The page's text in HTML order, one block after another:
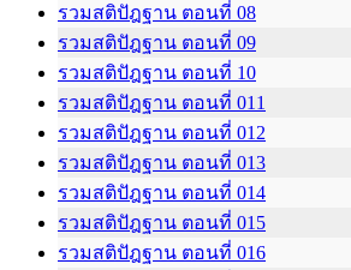
รวมสติปัฎฐาน ตอนที่ 08
รวมสติปัฎฐาน ตอนที่ 09
รวมสติปัฎฐาน ตอนที่ 10
รวมสติปัฎฐาน ตอนที่ 011
รวมสติปัฎฐาน ตอนที่ 012
รวมสติปัฎฐาน ตอนที่ 013
รวมสติปัฎฐาน ตอนที่ 014
รวมสติปัฎฐาน ตอนที่ 015
รวมสติปัฎฐาน ตอนที่ 016